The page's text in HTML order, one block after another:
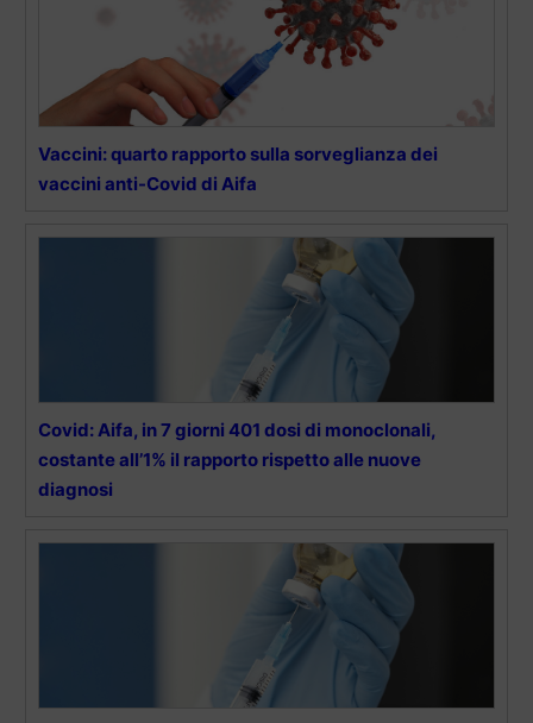
Vaccini: quarto rapporto sulla sorveglianza dei
vaccini anti-Covid di Aifa
Covid: Aifa, in 7 giorni 401 dosi di monoclonali,
costante all’1% il rapporto rispetto alle nuove
diagnosi